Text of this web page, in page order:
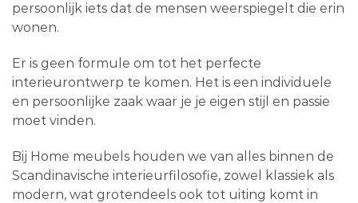
persoonlijk iets dat de mensen weerspiegelt die erin
wonen.
Er is geen formule om tot het perfecte
interieurontwerp te komen. Het is een individuele
en persoonlijke zaak waar je je eigen stijl en passie
moet vinden.
Bij Home meubels houden we van alles binnen de
Scandinavische interieurfilosofie, zowel klassiek als
modern, wat grotendeels ook tot uiting komt in